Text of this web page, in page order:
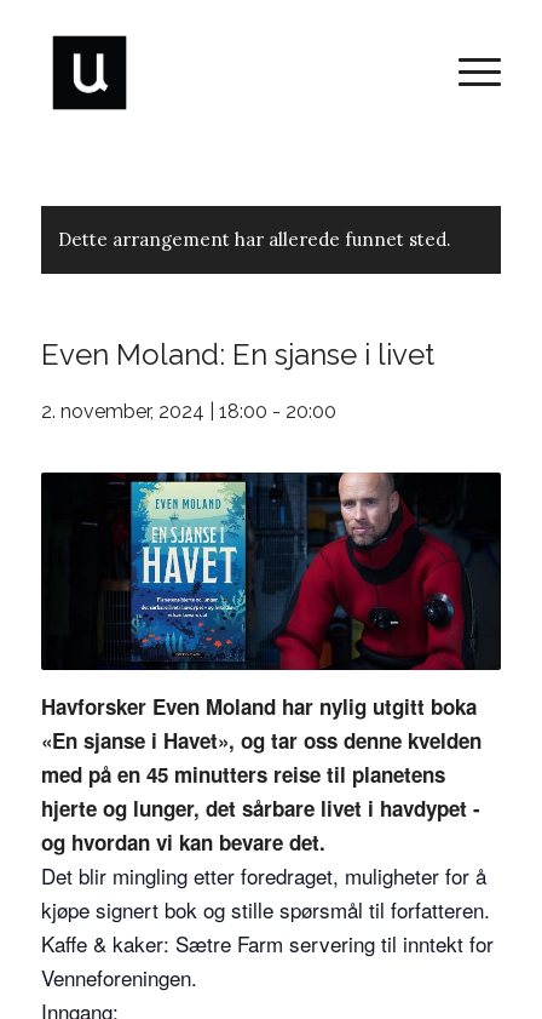
Dette arrangement har allerede funnet sted.
Even Moland: En sjanse i livet
2. november, 2024 | 18:00 - 20:00
Havforsker Even Moland har nylig utgitt boka
«En sjanse i Havet», og tar oss denne kvelden
med på en 45 minutters reise til planetens
hjerte og lunger, det sårbare livet i havdypet -
og hvordan vi kan bevare det.
Det blir mingling etter foredraget, muligheter for å
kjøpe signert bok og stille spørsmål til forfatteren.
Kaffe & kaker: Sætre Farm servering til inntekt for
Venneforeningen.
Inngang: